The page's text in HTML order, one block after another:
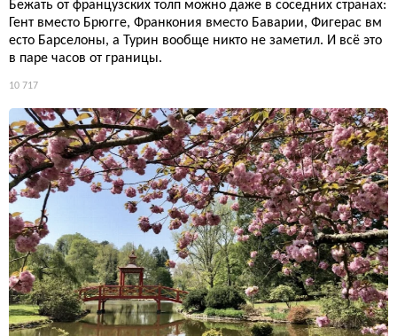
Бежать от французских толп можно даже в соседних странах:
Гент вместо Брюгге, Франкония вместо Баварии, Фигерас вм
есто Барселоны, а Турин вообще никто не заметил. И всё это
в паре часов от границы.
10 717